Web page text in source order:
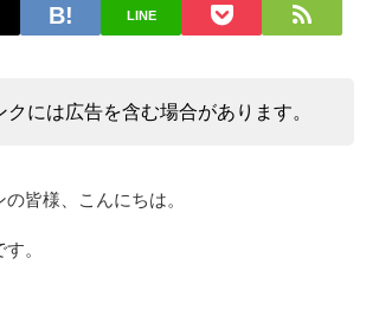
LINE
クには広告を含む場合があります。
皆様、こんにちは。
。